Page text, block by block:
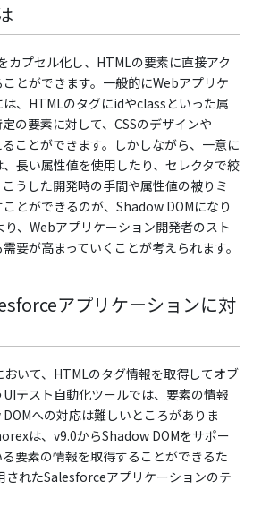
カプセル化し、HTMLの要素に直接アク
とができます。一般的にWebアプリケ
、HTMLのタグにidやclassといった属
の要素に対して、CSSのデザインや
ことができます。しかしながら、一意に
長い属性値を使用したり、セレクタで絞
うした開発時の手間や属性値の被りミ
とができるのが、Shadow DOMになり
、Webアプリケーション開発者のスト
要が高まっていくことが考えられます。
アプリケーションに対
いて、HTMLのタグ情報を取得してオブ
テスト自動化ツールでは、要素の情報
への対応は難しいところがありま
は、v9.0からShadow DOMをサポー
要素の情報を取得することができるた
されたSalesforceアプリケーションのテ